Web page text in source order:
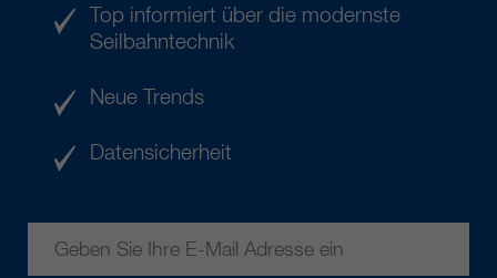
Top informiert über die modernste
Seilbahntechnik
Neue Trends
Datensicherheit